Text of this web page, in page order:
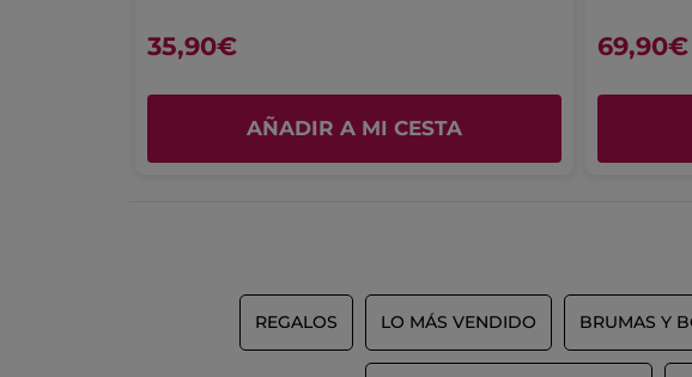
35,90€
AÑADIR A MI CESTA
69,90€
REGALOS LO MÁS VENDIDO BRUMAS Y